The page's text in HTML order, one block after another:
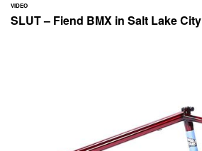
VIDEO
SLUT – Fiend BMX in Salt Lake City